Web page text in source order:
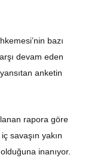
bazı
devam eden
anketin
rapora göre
savaşın yakın
inanıyor.